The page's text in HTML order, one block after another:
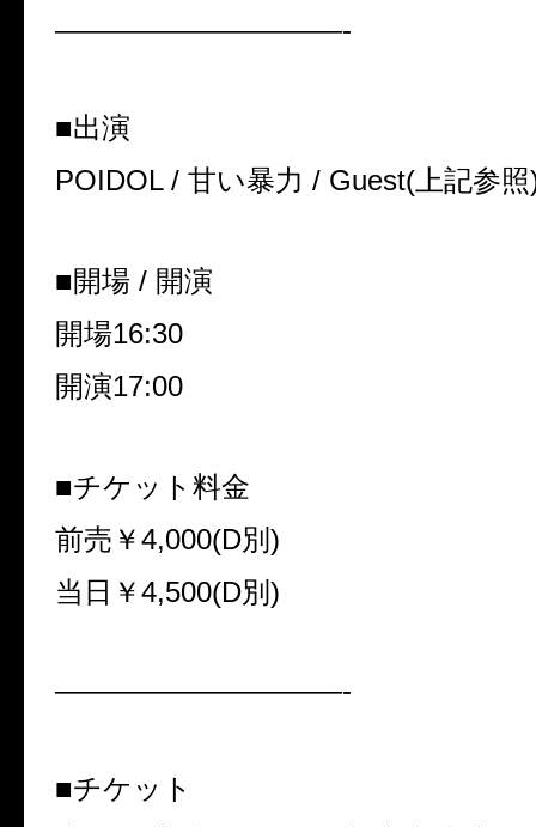
——————————-
■出演
POIDOL / 甘い暴力 / Guest( 上記参照
■開場 / 開演
開場16:30
開演17:00
■チケット料金
前売￥4,000(D別 )
当日￥4,500(D別 )
——————————-
■チケット